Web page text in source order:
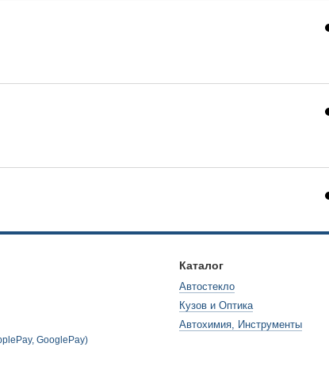
Каталог
Автостекло
Кузов и Оптика
Автохимия, Инструменты